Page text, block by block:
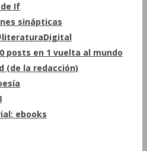
If
sinápticas
posts en 1 vuelta al mundo
(de la redacción)
ebooks